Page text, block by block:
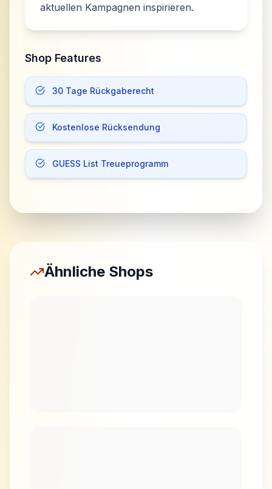
aktuellen Kampagnen inspirieren.
Shop Features
30 Tage Rückgaberecht
Kostenlose Rücksendung
GUESS List Treueprogramm
Ähnliche Shops